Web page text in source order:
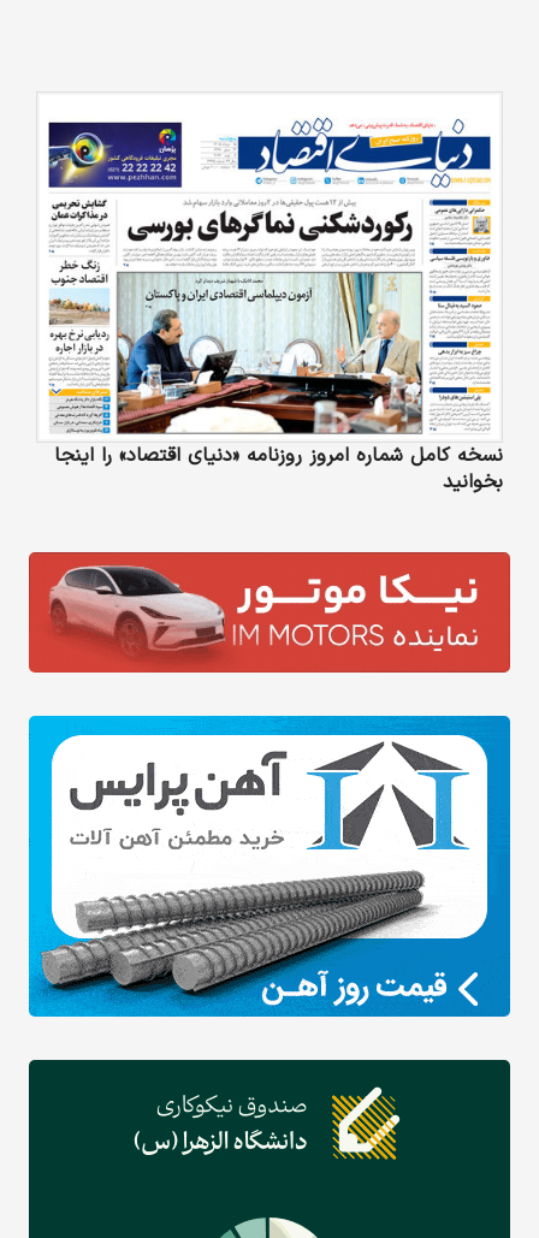
نسخه کامل شماره امروز روزنامه «دنیای‌ اقتصاد» را اینجا
بخوانید